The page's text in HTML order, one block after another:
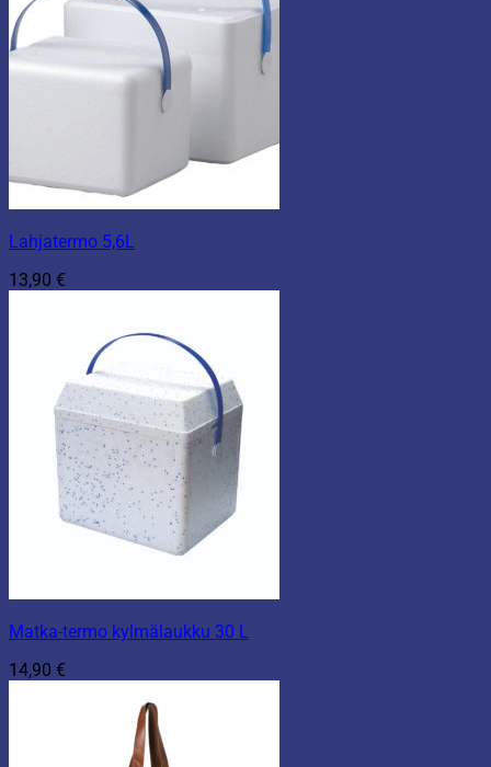
Lahjatermo 5,6L
13,90 €
Matka-termo kylmälaukku 30 L
14,90 €